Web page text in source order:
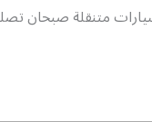
متنقلة صبحان